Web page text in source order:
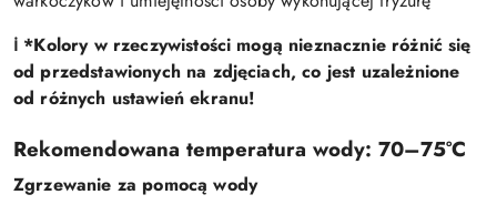
ℹ️ *Kolory w rzeczywistości mogą nieznacznie różnić się
od przedstawionych na zdjęciach, co jest uzależnione
od różnych ustawień ekranu!
Rekomendowana temperatura wody: 70–75°C
Zgrzewanie za pomocą wody